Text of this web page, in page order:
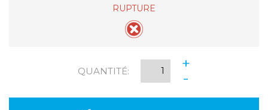
RUPTURE
QUANTITÉ:
+
-